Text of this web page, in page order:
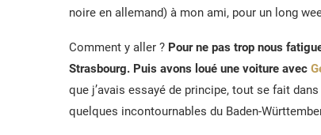
noire en allemand) à mon ami, pour un long
Comment y aller ? Pour ne pas trop nous
Strasbourg. Puis avons loué une voiture avec
que j’avais essayé de principe, tout se fait
quelques incontournables du Baden-